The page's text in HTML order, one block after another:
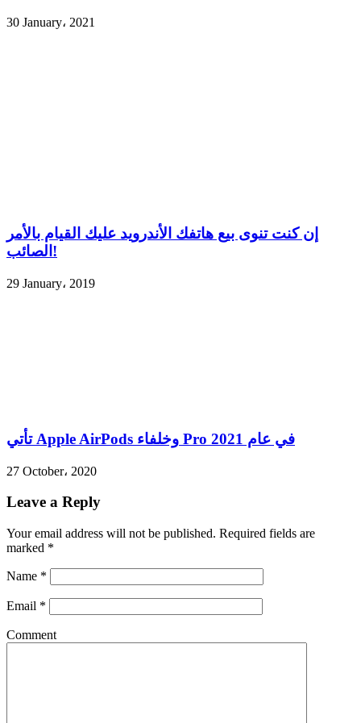
30 January، 2021
إن كنت تنوى بيع هاتفك الأندرويد عليك القيام بالأمر
الصائب!
29 January، 2019
تأتي Apple AirPods وخلفاء Pro في عام 2021
27 October، 2020
Leave a Reply
Your email address will not be published. Required fields are
marked *
Name *
Email *
Comment